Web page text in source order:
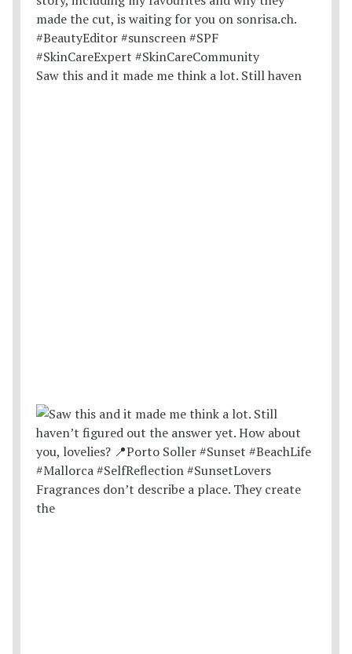
Saw this and it made me think a lot. Still haven
Fragrances don’t describe a place. They create
the